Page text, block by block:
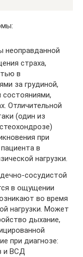
неоправданной
страха,
в
за грудиной,
Отличительной
(один из
при
в
нагрузки.
сосудистой
в ощущении
во время
нагрузки. Может
дыхание,
при диагнозе:
и ВСД